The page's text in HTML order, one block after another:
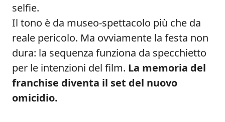
selfie.
Il tono è da museo-spettacolo più che da
reale pericolo. Ma ovviamente la festa non
dura: la sequenza funziona da specchietto
per le intenzioni del film. La memoria del
franchise diventa il set del nuovo
omicidio.